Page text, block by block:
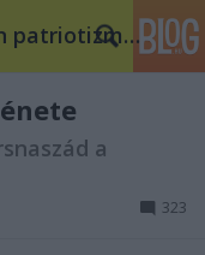
Fent és lent - gátlástalan patriotizmus
a
323